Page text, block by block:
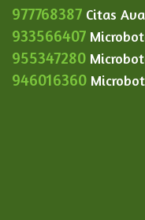
977768387 Citas
933566407
955347280
946016360